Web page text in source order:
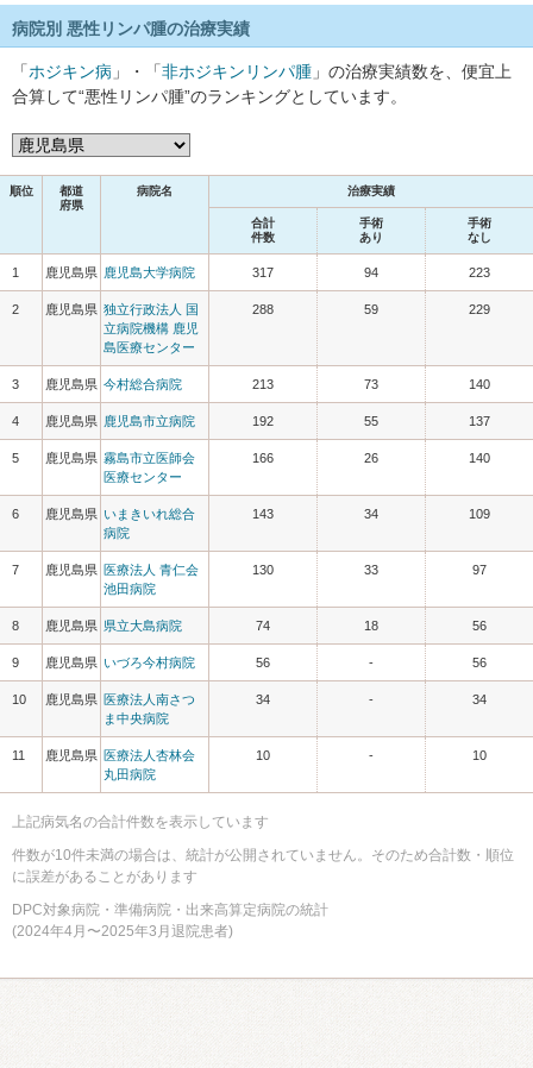
病院別 悪性リンパ腫の治療実績
「ホジキン病 」・「非ホジキンリンパ腫 」の治療実績数を、便宜上
合算して“悪性リンパ腫”のランキングとしています。
順位
都道
府県
病院名 治療実績
合計
件数
手術
あり
手術
なし
1 鹿児島県 鹿児島大学病院 317 94 223
2 鹿児島県 独立行政法人 国
立病院機構 鹿児
島医療センター
288 59 229
3 鹿児島県 今村総合病院 213 73 140
4 鹿児島県 鹿児島市立病院 192 55 137
5 鹿児島県 霧島市立医師会
医療センター
166 26 140
6 鹿児島県 いまきいれ総合
病院
143 34 109
7 鹿児島県 医療法人 青仁会
池田病院
130 33 97
8 鹿児島県 県立大島病院 74 18 56
9 鹿児島県 いづろ今村病院 56 - 56
10 鹿児島県 医療法人南さつ
ま中央病院
34 - 34
11 鹿児島県 医療法人杏林会
丸田病院
10 - 10
上記病気名の合計件数を表示しています
件数が10件未満の場合は、統計が公開されていません。そのため合計数・順位
に誤差があることがあります
DPC対象病院・準備病院・出来高算定病院の統計
(2024年4月〜2025年3月退院患者)